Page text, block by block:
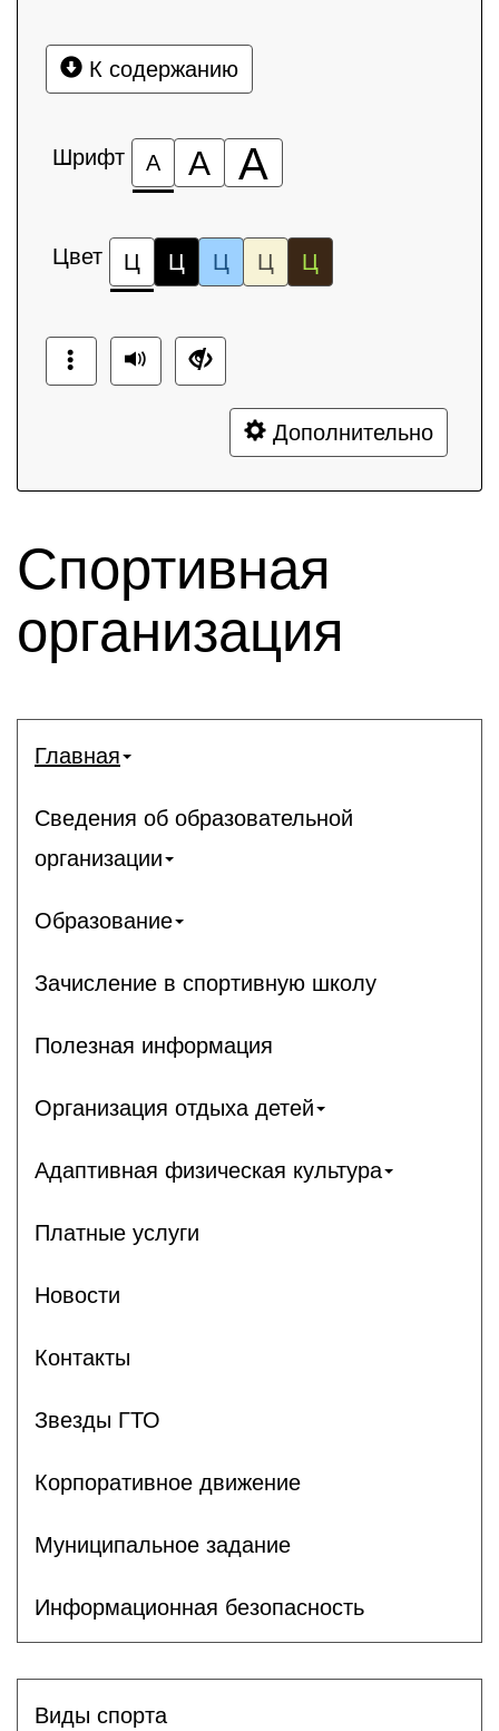
К содержанию
Шрифт А А А
Цвет Ц Ц Ц Ц Ц
Дополнительно
Спортивная
организация
Главная
Сведения об образовательной
организации
Образование
Зачисление в спортивную школу
Полезная информация
Организация отдыха детей
Адаптивная физическая культура
Платные услуги
Новости
Контакты
Звезды ГТО
Корпоративное движение
Муниципальное задание
Информационная безопасность
Виды спорта